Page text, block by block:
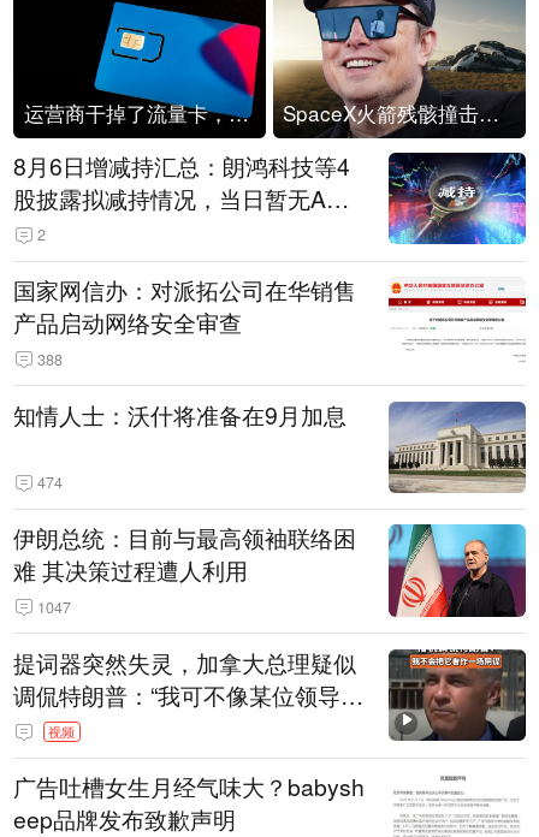
运营商干掉了流量卡，他们真的玩不起了 SpaceX火箭残骸撞击月球
8月6日增减持汇总：朗鸿科技等4
股披露拟减持情况，当日暂无A股
公司披露拟增持情况（表）
2
国家网信办：对派拓公司在华销售
产品启动网络安全审查
388
知情人士：沃什将准备在9月加息
474
伊朗总统：目前与最高领袖联络困
难 其决策过程遭人利用
1047
提词器突然失灵，加拿大总理疑似
调侃特朗普：“我可不像某位领导
人，把这当成一场阴谋”，全场哄笑
视频
广告吐槽女生月经气味大？babysh
eep品牌发布致歉声明